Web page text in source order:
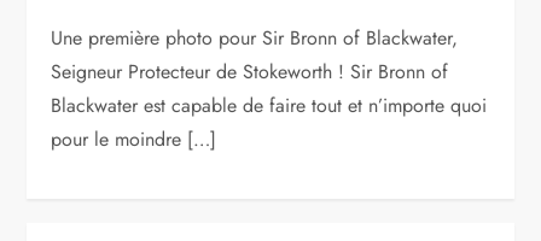
Une première photo pour Sir Bronn of Blackwater,
Seigneur Protecteur de Stokeworth ! Sir Bronn of
Blackwater est capable de faire tout et n’importe quoi
pour le moindre […]